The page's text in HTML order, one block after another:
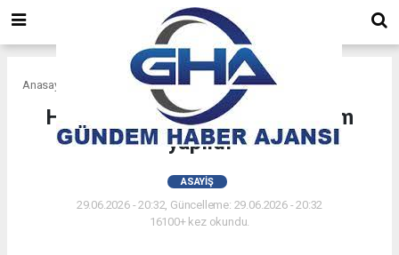
Anasayfa
Huzur uygulaması: 7 araca işlem
yapıldı
ASAYIŞ
29.06.2026 - 20:32, Güncelleme: 29.06.2026 - 20:32
16100+ kez okundu.